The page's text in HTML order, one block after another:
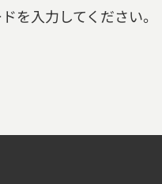
を入力してください。